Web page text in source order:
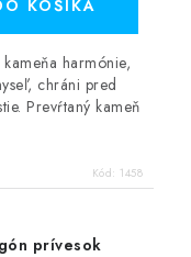
KOŠÍKA
harmónie,
chráni pred
Prevŕtaný kameň
Kód: 1458
prívesok